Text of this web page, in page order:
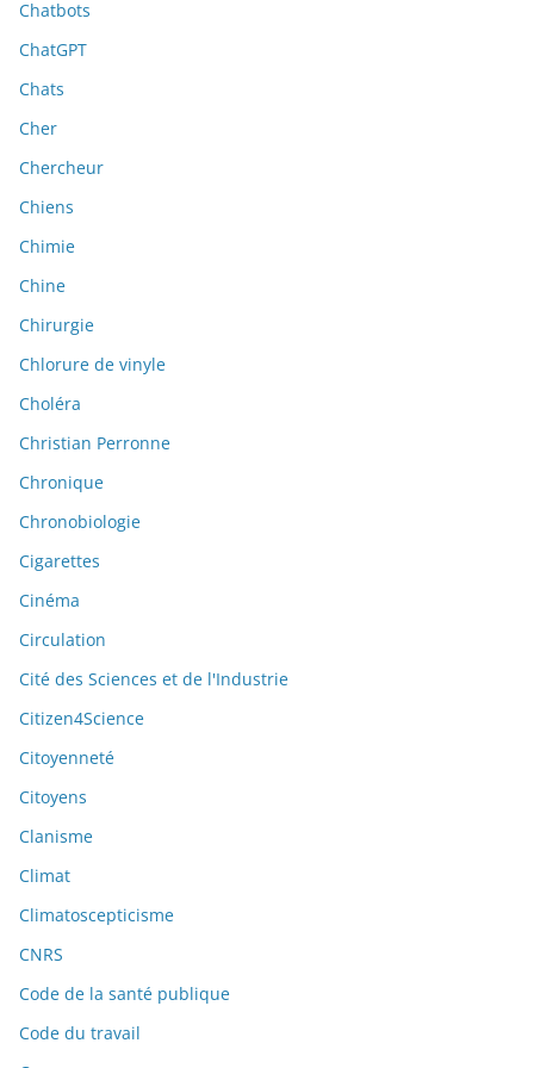
Chatbots
ChatGPT
Chats
Cher
Chercheur
Chiens
Chimie
Chine
Chirurgie
Chlorure de vinyle
Choléra
Christian Perronne
Chronique
Chronobiologie
Cigarettes
Cinéma
Circulation
Cité des Sciences et de l'Industrie
Citizen4Science
Citoyenneté
Citoyens
Clanisme
Climat
Climatoscepticisme
CNRS
Code de la santé publique
Code du travail